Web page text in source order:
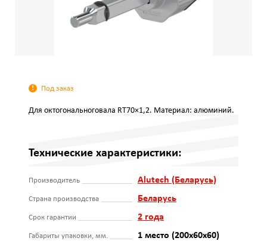
Под заказ
Для октогональноговала RT70×1,2. Материал: алюминий.
Технические характеристики:
Производитель Alutech (Беларусь)
Страна производства Беларусь
Срок гарантии 2 года
Габариты упаковки, мм. 1 место (200x60x60)